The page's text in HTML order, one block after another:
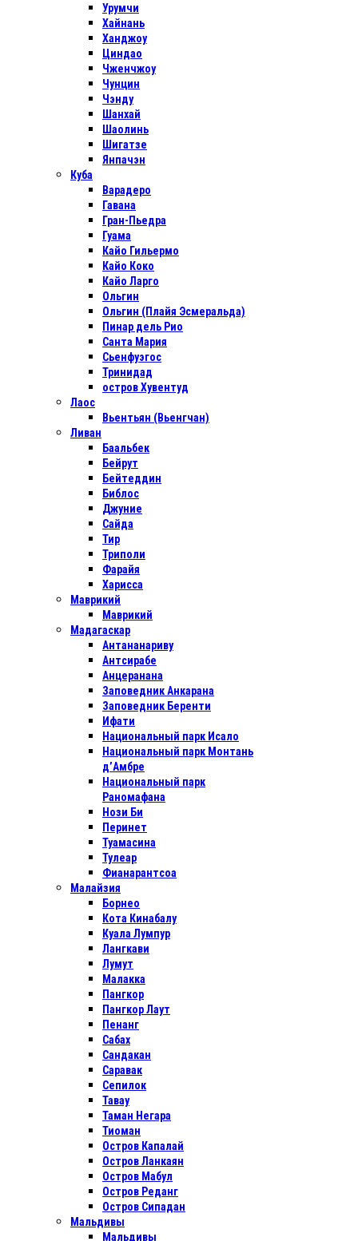
Урумчи
Хайнань
Ханджоу
Циндао
Чженчжоу
Чунцин
Чэнду
Шанхай
Шаолинь
Шигатзе
Янпачэн
Куба
Варадеро
Гавана
Гран-Пьедра
Гуама
Кайо Гильермо
Кайо Коко
Кайо Ларго
Ольгин
Ольгин (Плайя Эсмеральда)
Пинар дель Рио
Санта Мария
Сьенфуэгос
Тринидад
остров Хувентуд
Лаос
Вьентьян (Вьенгчан)
Ливан
Баальбек
Бейрут
Бейтеддин
Библос
Джуние
Сайда
Тир
Триполи
Фарайя
Харисса
Маврикий
Маврикий
Мадагаскар
Антананариву
Антсирабе
Анцеранана
Заповедник Анкарана
Заповедник Беренти
Ифати
Национальный парк Исало
Национальный парк Монтань
д’Амбре
Национальный парк
Раномафана
Нози Би
Перинет
Туамасина
Тулеар
Фианарантсоа
Малайзия
Борнео
Кота Кинабалу
Куала Лумпур
Лангкави
Лумут
Малакка
Пангкор
Пангкор Лаут
Пенанг
Сабах
Сандакан
Саравак
Сепилок
Тавау
Таман Негара
Тиоман
Остров Капалай
Остров Ланкаян
Остров Мабул
Остров Реданг
Остров Сипадан
Мальдивы
Мальдивы